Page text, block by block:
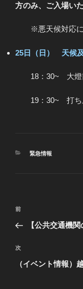
方のみ、ご入場い
※悪天候対応に
25日（日） 天候
18：30~ 大燈
19：30~ 打ち
カ
緊急情報
投
ナ
ビ
ゲ
過
去
投
前
【公共交通機
次
の
次
（イベント情報）